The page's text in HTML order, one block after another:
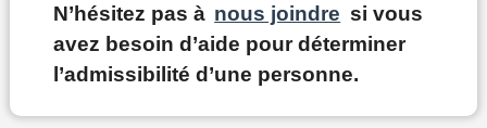
N’hésitez pas à nous joindre si vous
avez besoin d’aide pour déterminer
l’admissibilité d’une personne.